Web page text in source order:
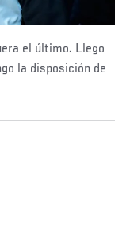
el último. Llego
la disposición de